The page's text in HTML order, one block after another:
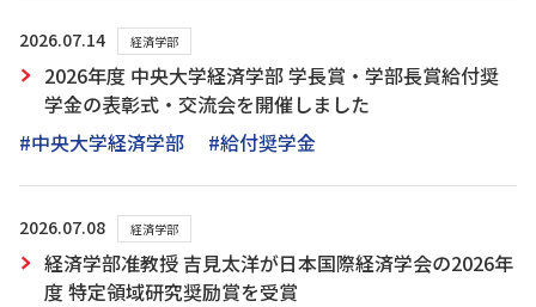
2026.07.14 経済学部
2026年度 中央大学経済学部 学長賞・学部長賞給付奨
学金の表彰式・交流会を開催しました
#中央大学経済学部
#給付奨学金
2026.07.08 経済学部
経済学部准教授 吉見太洋が日本国際経済学会の2026年
度 特定領域研究奨励賞を受賞